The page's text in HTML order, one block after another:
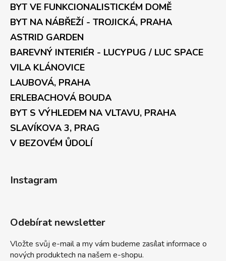
BYT VE FUNKCIONALISTICKÉM DOMĚ
BYT NA NÁBŘEŽÍ - TROJICKÁ, PRAHA
ASTRID GARDEN
BAREVNÝ INTERIÉR - LUCYPUG / LUC SPACE
VILA KLÁNOVICE
LAUBOVÁ, PRAHA
ERLEBACHOVÁ BOUDA
BYT S VÝHLEDEM NA VLTAVU, PRAHA
SLAVÍKOVA 3, PRAG
V BEZOVÉM ŮDOLÍ
Instagram
Odebírat newsletter
Vložte svůj e-mail a my vám budeme zasílat informace o
nových produktech na našem e-shopu.